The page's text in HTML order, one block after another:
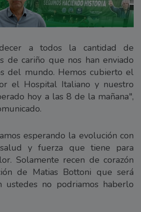
a todos la cantidad de
de cariño que nos han enviado
del mundo. Hemos cubierto el
el Hospital Italiano y nuestro
hoy a las 8 de la mañana",
esperando la evolución con
y fuerza que tiene para
Solamente recen de corazón
de Matias Bottoni que será
ustedes no podriamos haberlo